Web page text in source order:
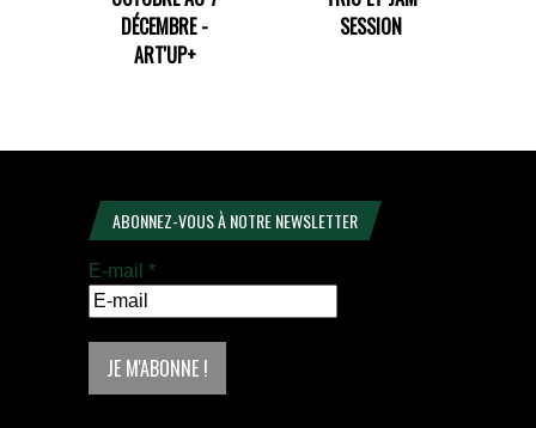
DÉCEMBRE -
ART'UP+
SESSION
ABONNEZ-VOUS À NOTRE NEWSLETTER
E-mail *